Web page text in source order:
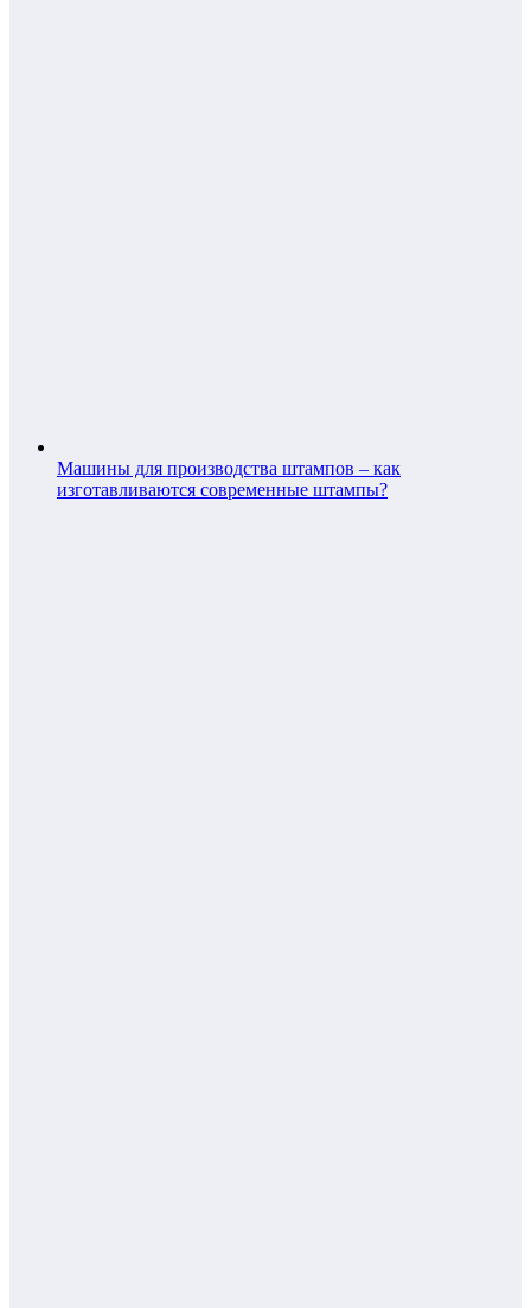
Машины для производства штампов – как
изготавливаются современные штампы?